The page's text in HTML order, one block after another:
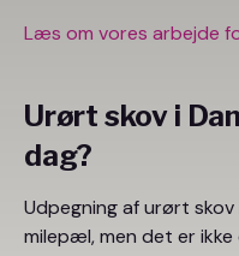
Læs om vores arbejde
Urørt skov i
dag?
Udpegning af urørt
milepæl, men det er ikke